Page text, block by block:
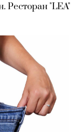
Ресторан "LEA"